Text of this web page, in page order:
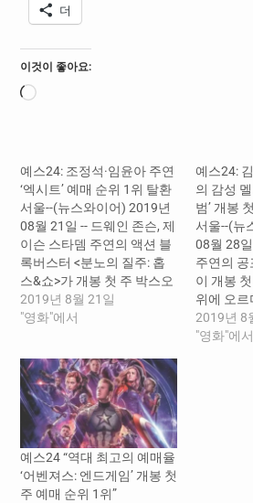
더
이것이 좋아요:
로
예스24: 조정석·임윤아 주연
‘엑시트’ 예매 순위 1위 탈환
서울--(뉴스와이어) 2019년
08월 21일 -- 드웨인 존슨, 제
이슨 스타뎀 주연의 액션 블
록버스터 <분노의 질주: 홉
스&쇼>가 개봉 첫 주 박스오
피스 1위에 오르며, 200만
관객을 돌파했다. 2위를 차
400만을 기록했다. 이번 주
는 배성우, 성동일 주연의 <
변신>과 조진웅, 손현주 주
연의 <광대들: 풍문조작단>
이 개봉했다. 국내 최대 영
화…
2019년 8월 21일
"영화"에서
예스24:
의 감성
범’ 개봉
서울--(뉴
08월 28
주연의 공
이 개봉
위에 오르
원했다. 2
인 존슨,
2019년 8
"영화"에서
예스24 “역대 최고의 예매율
‘어벤져스: 엔드게임’ 개봉 첫
주 예매 순위 1위”